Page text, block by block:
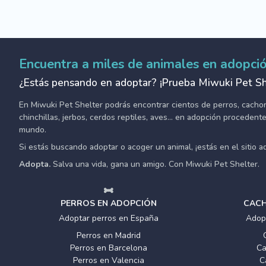
Encuentra a miles de animales en
¿Estás pensando en adoptar? ¡Prueba Miwuki Pet
En Miwuki Pet Shelter podrás encontrar cientos de perros,
chinchillas, jerbos, cerdos reptiles, aves... en adopción
mundo.
Si estás buscando adoptar o acoger un animal, ¡estás en el sitio
Adopta. Salva una vida, gana un amigo. Con Miwuki Pet Shelter.
PERROS EN ADOPCIÓN
Adoptar perros en España
Perros en Madrid
Perros en Barcelona
Perros en Valencia